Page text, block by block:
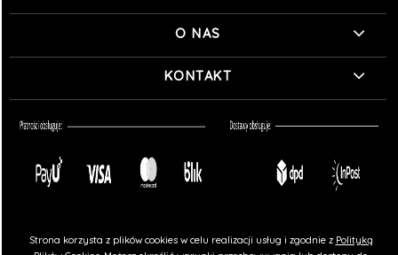
Strona korzysta z plików cookies w celu realizacji usług i zgodnie z Polityką
O NAS
KONTAKT